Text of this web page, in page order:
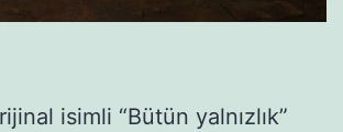
isimli “Bütün yalnızlık”